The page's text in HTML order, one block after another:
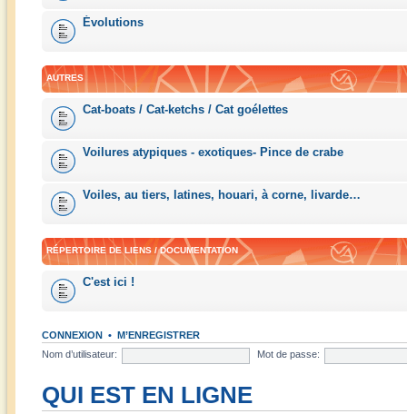
Évolutions
AUTRES
Cat-boats / Cat-ketchs / Cat goélettes
Voilures atypiques - exotiques- Pince de crabe
Voiles, au tiers, latines, houari, à corne, livarde…
RÉPERTOIRE DE LIENS / DOCUMENTATION
C'est ici !
CONNEXION • M’ENREGISTRER
Nom d’utilisateur:
Mot de passe:
QUI EST EN LIGNE